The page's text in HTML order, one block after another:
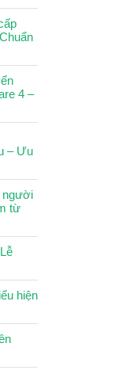
4 –
– Ưu
người
từ
hiện